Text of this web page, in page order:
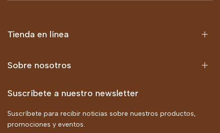
Tienda en línea
Sobre nosotros
Suscríbete a nuestro newsletter
Suscríbete para recibir noticias sobre nuestros productos,
promociones y eventos.